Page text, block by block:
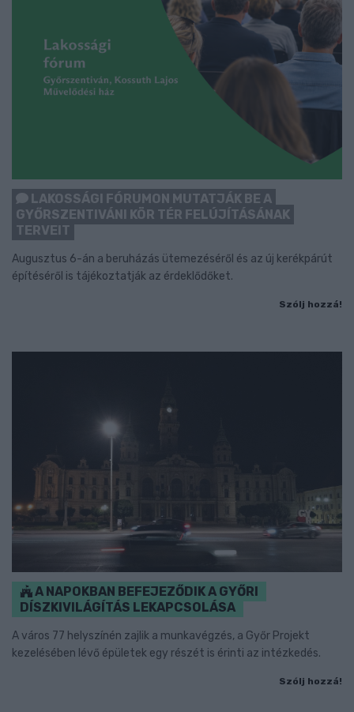
LAKOSSÁGI FÓRUMON MUTATJÁK BE A
GYŐRSZENTIVÁNI KÖR TÉR FELÚJÍTÁSÁNAK
TERVEIT
Augusztus 6-án a beruházás ütemezéséről és az új kerékpárút
építéséről is tájékoztatják az érdeklődőket.
Szólj hozzá!
A NAPOKBAN BEFEJEZŐDIK A GYŐRI
DÍSZKIVILÁGÍTÁS LEKAPCSOLÁSA
A város 77 helyszínén zajlik a munkavégzés, a Győr Projekt
kezelésében lévő épületek egy részét is érinti az intézkedés.
Szólj hozzá!